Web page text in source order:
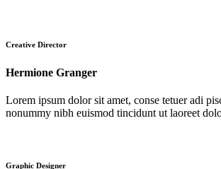
Creative Director
Hermione Granger
Lorem ipsum dolor sit amet, conse tetuer adi
nonummy nibh euismod tincidunt ut laoreet
Graphic Designer